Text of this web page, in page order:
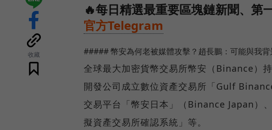
收藏
🔥每日精選最重要區塊鏈新聞、第
官方Telegram
##### 幣安為何老被媒體攻擊？趙長鵬：可能與我背
全球最大加密貨幣交易所幣安（Binance）
開發公司成立數位資產交易所「Gulf
交易平台「幣安日本」（Binance Japan）
擬資產交易所確認系統」等。